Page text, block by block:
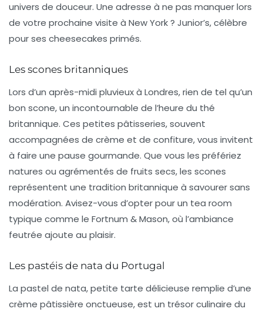
univers de douceur. Une adresse à ne pas manquer lors
de votre prochaine visite à New York ? Junior’s, célèbre
pour ses cheesecakes primés.
Les scones britanniques
Lors d’un après-midi pluvieux à Londres, rien de tel qu’un
bon scone, un incontournable de l’heure du thé
britannique. Ces petites pâtisseries, souvent
accompagnées de crème et de confiture, vous invitent
à faire une pause gourmande. Que vous les préfériez
natures ou agrémentés de fruits secs, les scones
représentent une tradition britannique à savourer sans
modération. Avisez-vous d’opter pour un tea room
typique comme le Fortnum & Mason, où l’ambiance
feutrée ajoute au plaisir.
Les pastéis de nata du Portugal
La pastel de nata, petite tarte délicieuse remplie d’une
crème pâtissière onctueuse, est un trésor culinaire du